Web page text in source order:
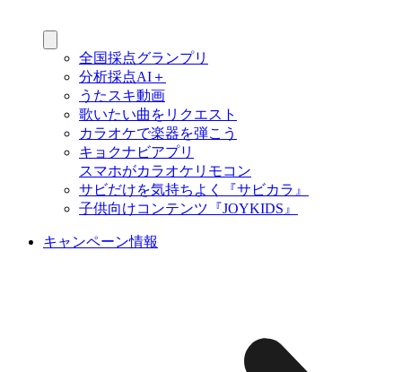
全国採点グランプリ
分析採点AI＋
うたスキ動画
歌いたい曲をリクエスト
カラオケで楽器を弾こう
キョクナビアプリ
スマホがカラオケリモコン
サビだけを気持ちよく『サビカラ』
子供向けコンテンツ『JOYKIDS』
キャンペーン情報